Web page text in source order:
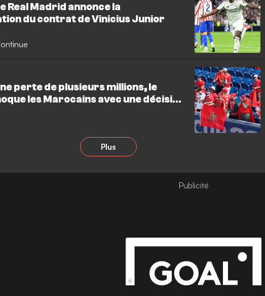
Real Madrid annonce la
du contrat de Vinicius Junior
perte de plusieurs millions, le
les Marocains avec une décision
Plus
Publicité